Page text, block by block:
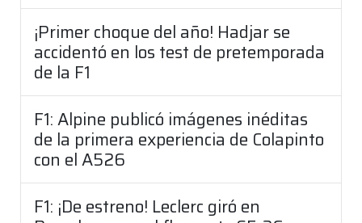
¡Primer choque del año! Hadjar se
accidentó en los test de pretemporada
de la F1
F1: Alpine publicó imágenes inéditas
de la primera experiencia de Colapinto
con el A526
F1: ¡De estreno! Leclerc giró en